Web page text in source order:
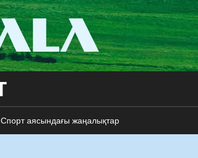
Спорт аясындағы жаңалықтар